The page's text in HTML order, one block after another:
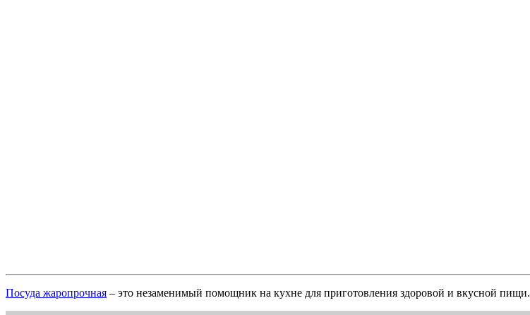
Посуда жаропрочная – это незаменимый помощник на кухне для приготовления здоровой и вкусной пищи.